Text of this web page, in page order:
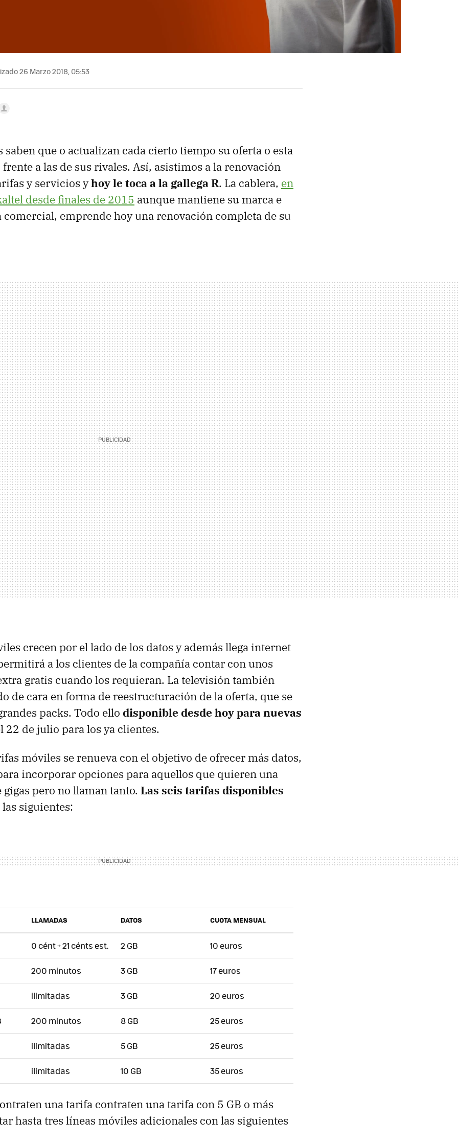
26 Marzo 2018, 05:53
saben que o actualizan cada cierto tiempo su oferta o esta
a las de sus rivales. Así, asistimos a la renovación
y servicios yhoy le toca a la gallega R. La cablera, en
desde finales de 2015 aunque mantiene su marca e
emprende hoy una renovación completa de su
crecen por el lado de los datos y además llega internet
a los clientes de la compañía contar con unos
gratis cuando los requieran. La televisión también
de cara en forma de reestructuración de la oferta, que se
packs. Todo ello disponible desde hoy para nuevas
22 de julio para los ya clientes.
móviles se renueva con el objetivo de ofrecer más datos,
incorporar opciones para aquellos que quieren una
pero no llaman tanto. Las seis tarifas disponibles
las siguientes:
LLAMADAS DATOS CUOTA MENSUAL
0 cént + 21 cénts est. 2 GB 10 euros
200 minutos 3 GB 17 euros
ilimitadas 3 GB 20 euros
200 minutos 8 GB 25 euros
ilimitadas 5 GB 25 euros
ilimitadas 10 GB 35 euros
una tarifa contraten una tarifa con 5 GB o más
hasta tres líneas móviles adicionales con las siguientes